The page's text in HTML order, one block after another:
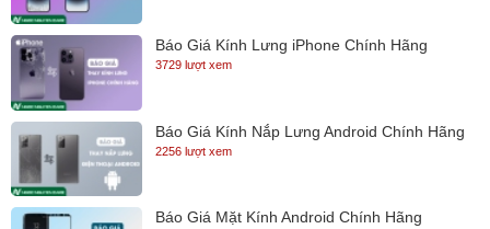
Báo Giá Kính Lưng iPhone Chính Hãng
3729 lượt xem
Báo Giá Kính Nắp Lưng Android Chính Hãng
2256 lượt xem
Báo Giá Mặt Kính Android Chính Hãng